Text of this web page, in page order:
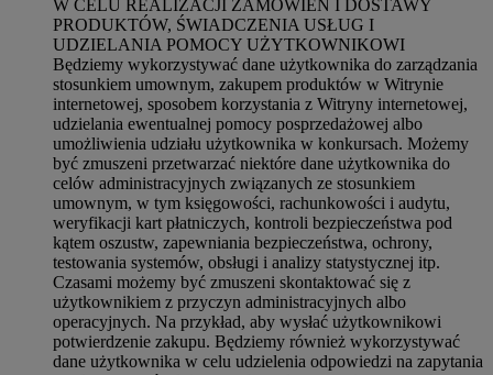
W CELU REALIZACJI ZAMÓWIEŃ I DOSTAWY
PRODUKTÓW, ŚWIADCZENIA USŁUG I
UDZIELANIA POMOCY UŻYTKOWNIKOWI
Będziemy wykorzystywać dane użytkownika do zarządzania
stosunkiem umownym, zakupem produktów w Witrynie
internetowej, sposobem korzystania z Witryny internetowej,
udzielania ewentualnej pomocy posprzedażowej albo
umożliwienia udziału użytkownika w konkursach. Możemy
być zmuszeni przetwarzać niektóre dane użytkownika do
celów administracyjnych związanych ze stosunkiem
umownym, w tym księgowości, rachunkowości i audytu,
weryfikacji kart płatniczych, kontroli bezpieczeństwa pod
kątem oszustw, zapewniania bezpieczeństwa, ochrony,
testowania systemów, obsługi i analizy statystycznej itp.
Czasami możemy być zmuszeni skontaktować się z
użytkownikiem z przyczyn administracyjnych albo
operacyjnych. Na przykład, aby wysłać użytkownikowi
potwierdzenie zakupu. Będziemy również wykorzystywać
dane użytkownika w celu udzielenia odpowiedzi na zapytania